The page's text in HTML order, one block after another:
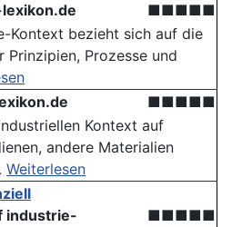
■■■■■
Kontext bezieht sich auf die
Prinzipien, Prozesse und
■■■■■
Kontext auf
andere Materialien
Weiterlesen
industrie-
■■■■■